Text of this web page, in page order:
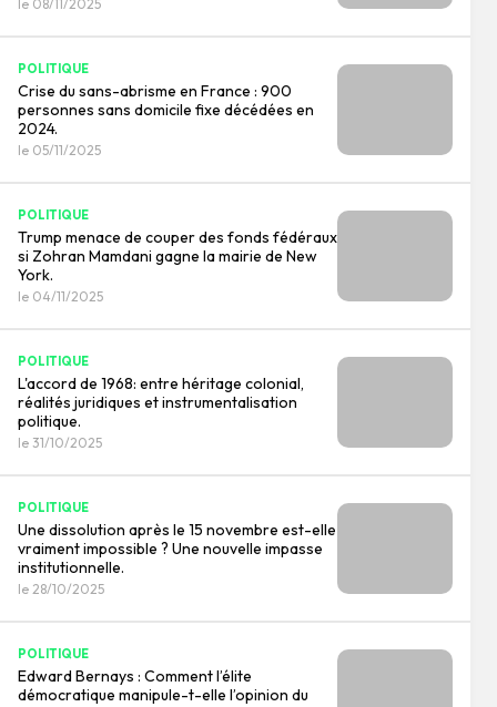
le 08/11/2025
POLITIQUE
Crise du sans-abrisme en France : 900
personnes sans domicile fixe décédées en
2024.
le 05/11/2025
POLITIQUE
Trump menace de couper des fonds fédéraux
si Zohran Mamdani gagne la mairie de New
York.
le 04/11/2025
POLITIQUE
L'accord de 1968: entre héritage colonial,
réalités juridiques et instrumentalisation
politique.
le 31/10/2025
POLITIQUE
Une dissolution après le 15 novembre est-elle
vraiment impossible ? Une nouvelle impasse
institutionnelle.
le 28/10/2025
POLITIQUE
Edward Bernays : Comment l’élite
démocratique manipule-t-elle l’opinion du